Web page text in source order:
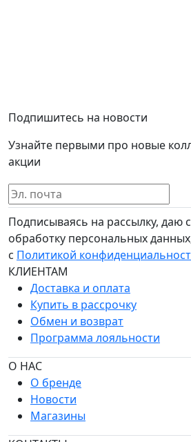
Подпишитесь на новости
Узнайте первыми про новые
акции
Подписываясь на рассылку, даю
обработку персональных
с Политикой
КЛИЕНТАМ
Доставка и оплата
Купить в рассрочку
Обмен и возврат
Программа лояльности
О НАС
О бренде
Новости
Магазины